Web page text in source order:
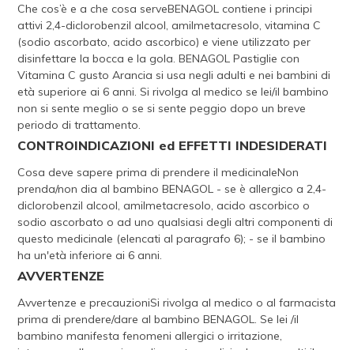
Che cos’è e a che cosa serveBENAGOL contiene i principi
attivi 2,4-diclorobenzil alcool, amilmetacresolo, vitamina C
(sodio ascorbato, acido ascorbico) e viene utilizzato per
disinfettare la bocca e la gola. BENAGOL Pastiglie con
Vitamina C gusto Arancia si usa negli adulti e nei bambini di
età superiore ai 6 anni. Si rivolga al medico se lei/il bambino
non si sente meglio o se si sente peggio dopo un breve
periodo di trattamento.
CONTROINDICAZIONI ed EFFETTI INDESIDERATI
Cosa deve sapere prima di prendere il medicinaleNon
prenda/non dia al bambino BENAGOL - se è allergico a 2,4-
diclorobenzil alcool, amilmetacresolo, acido ascorbico o
sodio ascorbato o ad uno qualsiasi degli altri componenti di
questo medicinale (elencati al paragrafo 6); - se il bambino
ha un'età inferiore ai 6 anni.
AVVERTENZE
Avvertenze e precauzioniSi rivolga al medico o al farmacista
prima di prendere/dare al bambino BENAGOL. Se lei /il
bambino manifesta fenomeni allergici o irritazione,